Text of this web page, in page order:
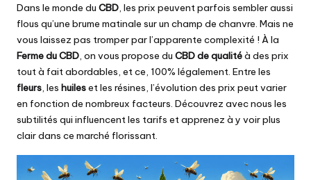
Dans le monde du CBD, les prix peuvent parfois sembler aussi
flous qu’une brume matinale sur un champ de chanvre. Mais ne
vous laissez pas tromper par l’apparente complexité ! À la
Ferme du CBD, on vous propose du CBD de qualitéà des prix
tout à fait abordables, et ce, 100% légalement. Entre les
fleurs, les huileset les résines, l’évolution des prix peut varier
en fonction de nombreux facteurs. Découvrez avec nous les
subtilités qui influencent les tarifs et apprenez à y voir plus
clair dans ce marché florissant.